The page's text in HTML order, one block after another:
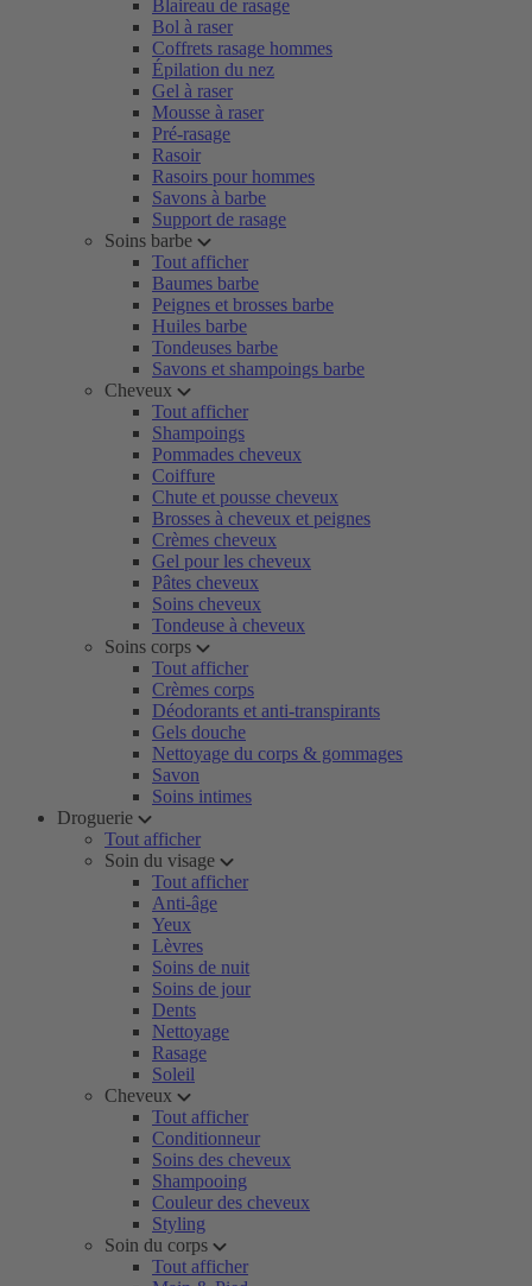
Blaireau de rasage
Bol à raser
Coffrets rasage hommes
Épilation du nez
Gel à raser
Mousse à raser
Pré-rasage
Rasoir
Rasoirs pour hommes
Savons à barbe
Support de rasage
Soins barbe
Tout afficher
Baumes barbe
Peignes et brosses barbe
Huiles barbe
Tondeuses barbe
Savons et shampoings barbe
Cheveux
Tout afficher
Shampoings
Pommades cheveux
Coiffure
Chute et pousse cheveux
Brosses à cheveux et peignes
Crèmes cheveux
Gel pour les cheveux
Pâtes cheveux
Soins cheveux
Tondeuse à cheveux
Soins corps
Tout afficher
Crèmes corps
Déodorants et anti-transpirants
Gels douche
Nettoyage du corps & gommages
Savon
Soins intimes
Droguerie
Tout afficher
Soin du visage
Tout afficher
Anti-âge
Yeux
Lèvres
Soins de nuit
Soins de jour
Dents
Nettoyage
Rasage
Soleil
Cheveux
Tout afficher
Conditionneur
Soins des cheveux
Shampooing
Couleur des cheveux
Styling
Soin du corps
Tout afficher